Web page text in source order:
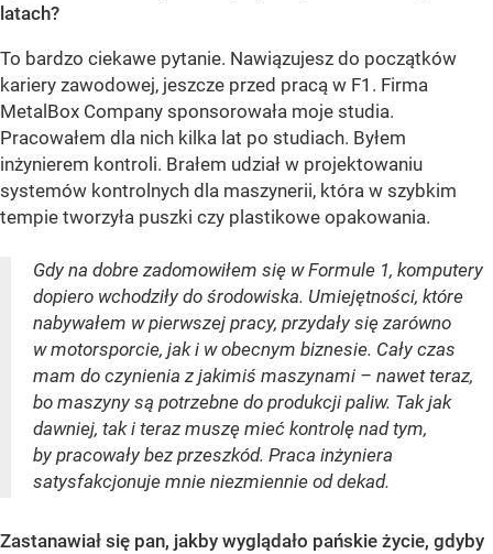
latach?
To bardzo ciekawe pytanie. Nawiązujesz do początków
kariery zawodowej, jeszcze przed pracą w F1. Firma
MetalBox Company sponsorowała moje studia.
Pracowałem dla nich kilka lat po studiach. Byłem
inżynierem kontroli. Brałem udział w projektowaniu
systemów kontrolnych dla maszynerii, która w szybkim
tempie tworzyła puszki czy plastikowe opakowania.
Gdy na dobre zadomowiłem się w Formule 1, komputery
dopiero wchodziły do środowiska. Umiejętności, które
nabywałem w pierwszej pracy, przydały się zarówno
w motorsporcie, jak i w obecnym biznesie. Cały czas
mam do czynienia z jakimiś maszynami – nawet teraz,
bo maszyny są potrzebne do produkcji paliw. Tak jak
dawniej, tak i teraz muszę mieć kontrolę nad tym,
by pracowały bez przeszkód. Praca inżyniera
satysfakcjonuje mnie niezmiennie od dekad.
Zastanawiał się pan, jakby wyglądało pańskie życie, gdyby